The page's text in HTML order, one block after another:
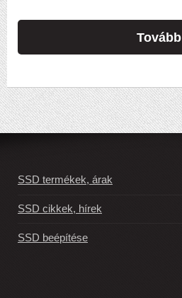
Tovább
SSD termékek, árak
SSD cikkek, hírek
SSD beépítése